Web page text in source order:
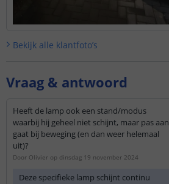
Bekijk alle klantfoto’s
Vraag & antwoord
Heeft de lamp ook een stand/modus
waarbij hij geheel niet schijnt, maar pas aan
gaat bij beweging (en dan weer helemaal
uit)?
Door Olivier op dinsdag 19 november 2024
Deze specifieke lamp schijnt continu